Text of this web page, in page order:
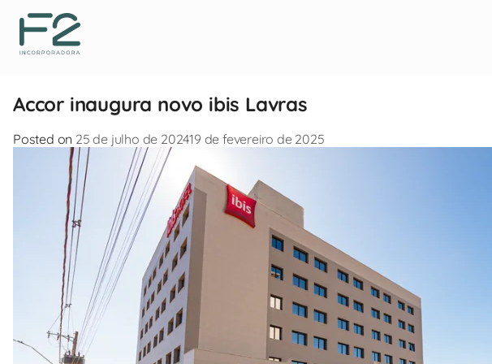
Accor inaugura novo ibis Lavras
Posted on 25 de julho de 202419 de fevereiro de 2025